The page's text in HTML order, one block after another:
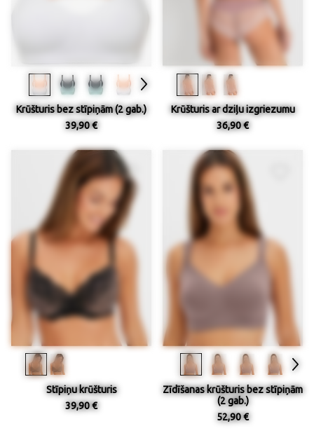
Krūšturis bez stīpiņām (2 gab.)
39,90 €
Krūšturis ar dziļu izgriezumu
36,90 €
Stīpiņu krūšturis
39,90 €
Zīdīšanas krūšturis bez stīpiņām
(2 gab.)
52,90 €